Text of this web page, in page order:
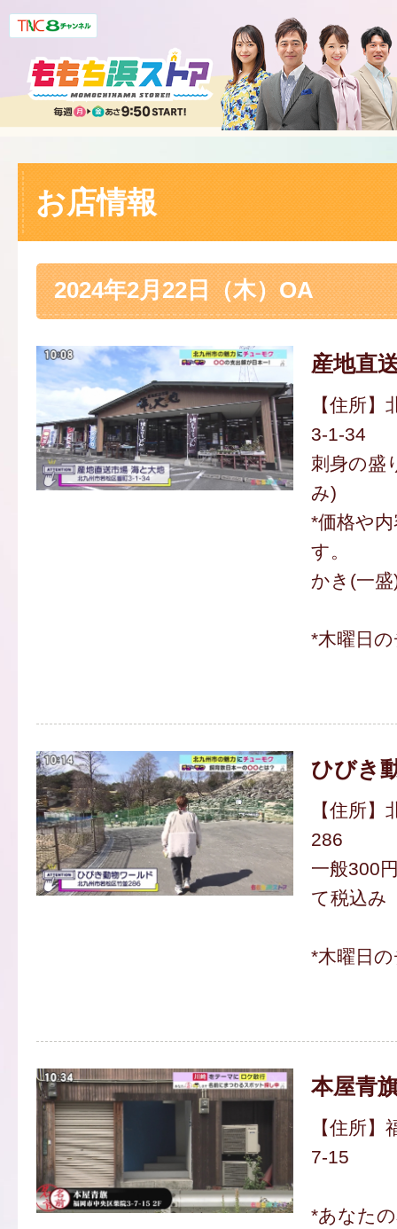
お店情報
2024年2月22日（木）OA
産地直
【住所
3-1-34
刺身の盛
み)
*価格や
す。
かき(一
*木曜日
ひびき
【住所
286
一般300
て税込み
*木曜日
本屋青
【住所
7-15
*あなた